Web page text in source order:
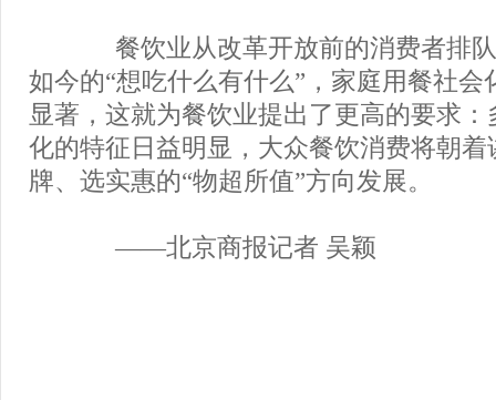
餐饮业从改革开放前的消费者排队
如今的“想吃什么有什么”，家庭用餐社会
显著，这就为餐饮业提出了更高的要求
化的特征日益明显，大众餐饮消费将朝着
牌、选实惠的“物超所值”方向发展。
——北京商报记者 吴颖